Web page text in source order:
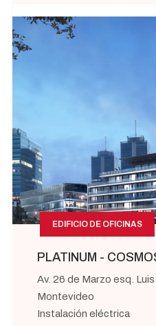
EDIFICIO DE OFICINAS
PLATINUM -
Av. 26 de Marzo esq.
Montevideo
Instalación eléctrica